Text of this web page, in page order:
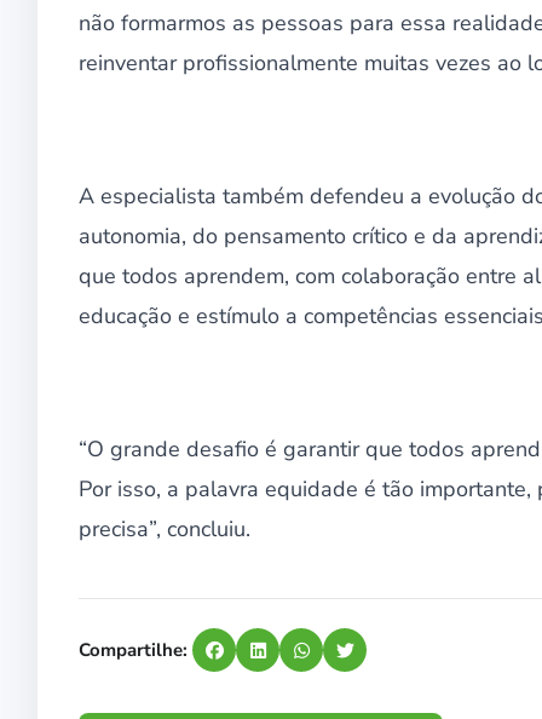
não formarmos as pessoas para essa
reinventar profissionalmente muitas vezes ao
A especialista também defendeu a evolução
autonomia, do pensamento crítico e da
que todos aprendem, com colaboração entre
educação e estímulo a competências
“O grande desafio é garantir que todos
Por isso, a palavra equidade é tão
precisa”, concluiu.
Compartilhe: